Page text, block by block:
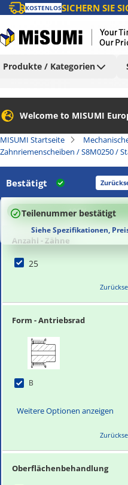
KOSTENLOSSICHERN SIE
Produkte / Kategorien
Welcome to MISUMI
MISUMI Startseite
Zahnriemenscheiben / S8M0250 /
Bestätigt
100%
Teilenummer bestätigt
Siehe Spezifikationen,
Anzahl - Zähne
25
Form - Antriebsrad
B
Weitere Optionen anzeigen
Oberflächenbehandlung